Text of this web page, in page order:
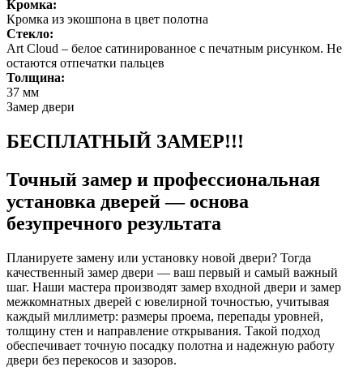
Кромка:
Кромка из экошпона в цвет полотна
Стекло:
Art Cloud – белое сатинированное с печатным рисунком. Не
остаются отпечатки пальцев
Толщина:
37 мм
Замер двери
БЕСПЛАТНЫЙ ЗАМЕР!!!
Точный замер и профессиональная
установка дверей — основа
безупречного результата
Планируете замену или установку новой двери? Тогда
качественный замер двери — ваш первый и самый важный
шаг. Наши мастера производят замер входной двери и замер
межкомнатных дверей с ювелирной точностью, учитывая
каждый миллиметр: размеры проема, перепады уровней,
толщину стен и направление открывания. Такой подход
обеспечивает точную посадку полотна и надежную работу
двери без перекосов и зазоров.